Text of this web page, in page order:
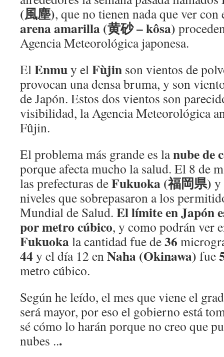
(風塵), que no tienen nada que ver
arena amarilla (黄砂 – kôsa)
Agencia Meteorológica japonesa.
ElEnmuy elFùjin son vientos de
provocan una densa bruma, y son
de Japón. Estos dos vientos son
visibilidad, la Agencia Meteorológica
Fûjin.
El problema más grande es lanube de
porque afecta mucho la salud. El 8 de
las prefecturas deFukuoka (福岡県) y
niveles que sobrepasaron a los
Mundial de Salud. El límite en Japón
por metro cúbico, y como podrán ver
Fukuokala cantidad fue de36
44 y el día 12 enNaha (Okinawa) fue
metro cúbico.
Según he leído, el mes que viene el
será mayor, por eso el gobierno está
sé cómo lo harán porque no creo que
nubes ...